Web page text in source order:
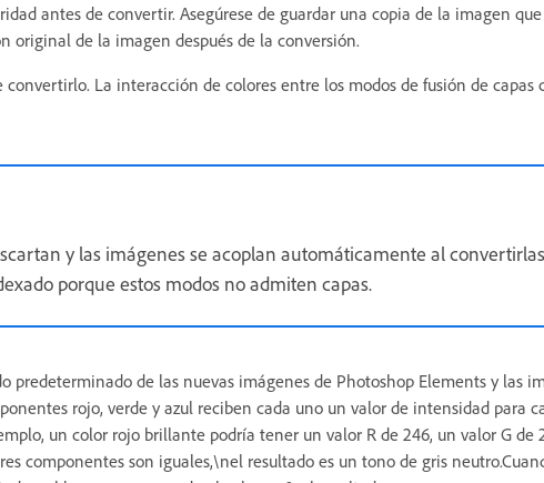
antes de convertir. Asegúrese de guardar una copia de la imagen
original de la imagen después de la conversión.
La interacción de colores entre los modos de fusión de capas
y las imágenes se acoplan automáticamente al
porque estos modos no admiten capas.
predeterminado de las nuevas imágenes de Photoshop Elements y las
rojo, verde y azul reciben cada uno un valor de intensidad para
un color rojo brillante podría tener un valor R de 246, un valor G de
componentes son iguales,\nel resultado es un tono de gris